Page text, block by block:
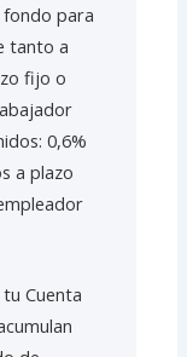
fondo para
tanto a
fijo o
0,6%
a plazo
Cuenta